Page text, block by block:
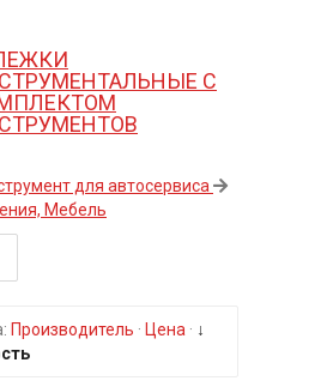
С
для автосервиса
Мебель
Производитель · Цена · ↓